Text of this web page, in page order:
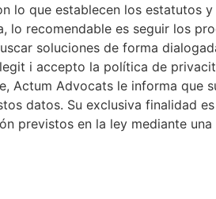
que establecen los estatutos
recomendable es seguir los
soluciones de forma
i accepto la política de
Advocats le informa que
datos. Su exclusiva finalidad
previstos en la ley mediante